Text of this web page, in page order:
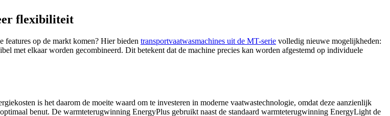
flexibiliteit
features op de markt komen? Hier bieden transportvaatwasmachines uit de MT-serie volledig nieuwe mogelijkheden:
met elkaar worden gecombineerd. Dit betekent dat de machine precies kan worden afgestemd op individuele
is het daarom de moeite waard om te investeren in moderne vaatwastechnologie, omdat deze aanzienlijk
benut. De warmteterugwinning EnergyPlus gebruikt naast de standaard warmteterugwinning EnergyLight de